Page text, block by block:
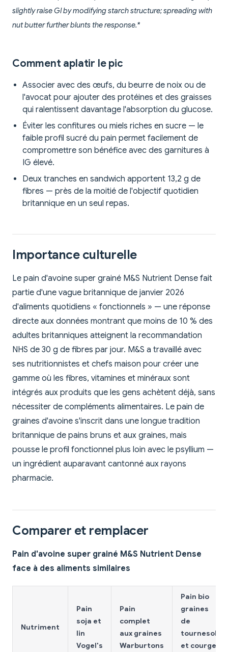
slightly raise GI by modifying starch structure; spreading with
nut butter further blunts the response.*
Comment aplatir le pic
Associer avec des œufs, du beurre de noix ou de
l'avocat pour ajouter des protéines et des graisses
qui ralentissent davantage l'absorption du glucose.
Éviter les confitures ou miels riches en sucre — le
faible profil sucré du pain permet facilement de
compromettre son bénéfice avec des garnitures à
IG élevé.
Deux tranches en sandwich apportent 13,2 g de
fibres — près de la moitié de l'objectif quotidien
britannique en un seul repas.
Importance culturelle
Le pain d'avoine super grainé M&S Nutrient Dense fait
partie d'une vague britannique de janvier 2026
d'aliments quotidiens « fonctionnels » — une réponse
directe aux données montrant que moins de 10 % des
adultes britanniques atteignent la recommandation
NHS de 30 g de fibres par jour. M&S a travaillé avec
ses nutritionnistes et chefs maison pour créer une
gamme où les fibres, vitamines et minéraux sont
intégrés aux produits que les gens achètent déjà, sans
nécessiter de compléments alimentaires. Le pain de
graines d'avoine s'inscrit dans une longue tradition
britannique de pains bruns et aux graines, mais
pousse le profil fonctionnel plus loin avec le psyllium —
un ingrédient auparavant cantonné aux rayons
pharmacie.
Comparer et remplacer
Pain d'avoine super grainé M&S Nutrient Dense
face à des aliments similaires
Nutriment
Pain
soja et
lin
Vogel's
Pain
complet
aux graines
Warburtons
Pain bio
graines
de
tournesol
et courge